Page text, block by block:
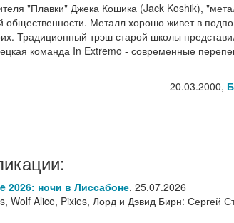
"Плавки" Джека Кошика (Jack Koshik),
Металл хорошо живет в
Традиционный трэш старой школы
команда In Extremo - современные
20.03.2000,
2026: ночи в Лиссабоне, 25.07.2026
Wolf Alice, Pixies, Лорд и Дэвид Бирн: Сергей